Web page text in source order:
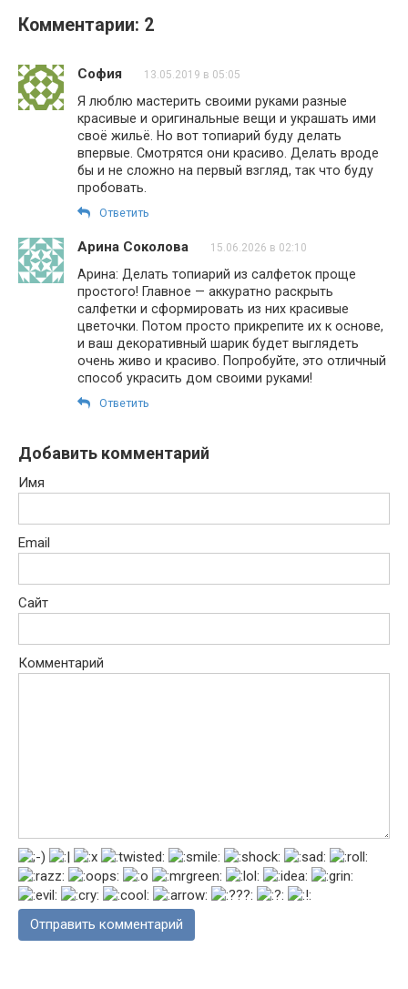
Комментарии: 2
София 13.05.2019 в 05:05
Я люблю мастерить своими руками разные
красивые и оригинальные вещи и украшать ими
своё жильё. Но вот топиарий буду делать
впервые. Смотрятся они красиво. Делать вроде
бы и не сложно на первый взгляд, так что буду
пробовать.
Ответить
Арина Соколова 15.06.2026 в 02:10
Арина: Делать топиарий из салфеток проще
простого! Главное — аккуратно раскрыть
салфетки и сформировать из них красивые
цветочки. Потом просто прикрепите их к основе,
и ваш декоративный шарик будет выглядеть
очень живо и красиво. Попробуйте, это отличный
способ украсить дом своими руками!
Ответить
Добавить комментарий
Имя
Email
Сайт
Комментарий